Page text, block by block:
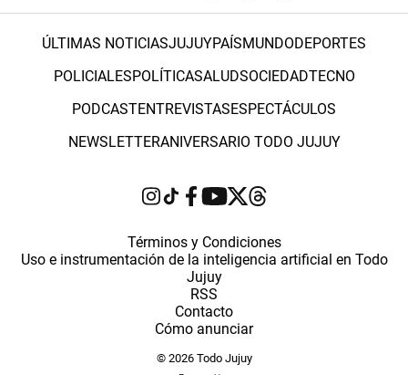
ÚLTIMAS NOTICIASJUJUYPAÍSMUNDODEPORTES
POLICIALESPOLÍTICASALUDSOCIEDADTECNO
PODCASTENTREVISTASESPECTÁCULOS
NEWSLETTERANIVERSARIO TODO JUJUY
Términos y Condiciones
Uso e instrumentación de la inteligencia artificial en Todo
Jujuy
RSS
Contacto
Cómo anunciar
© 2026 Todo Jujuy